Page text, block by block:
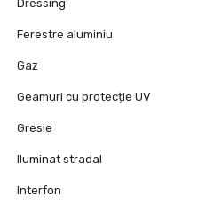
Dressing
Ferestre aluminiu
Gaz
Geamuri cu protecție UV
Gresie
Iluminat stradal
Interfon